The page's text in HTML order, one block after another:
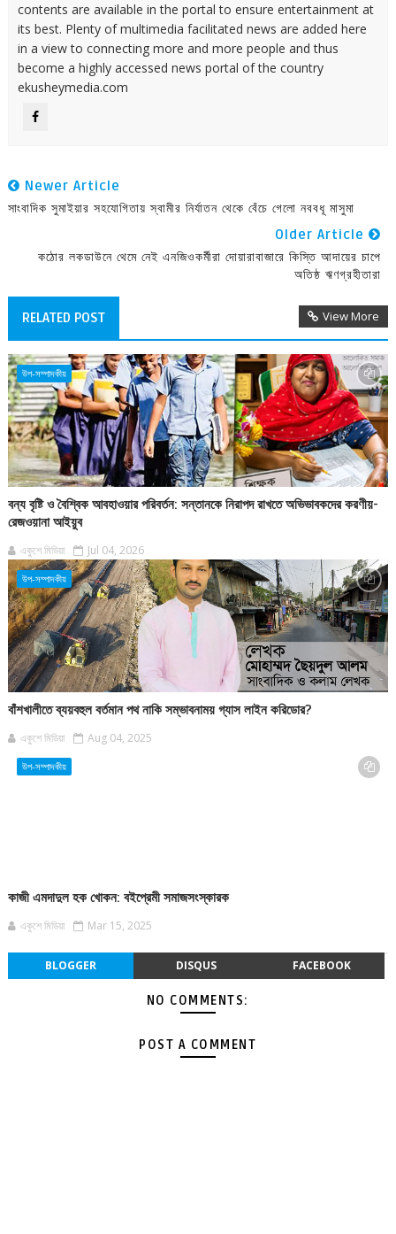
contents are available in the portal to ensure entertainment at
its best. Plenty of multimedia facilitated news are added here
in a view to connecting more and more people and thus
become a highly accessed news portal of the country
ekusheymedia.com
Newer Article
সাংবাদিক সুমাইয়ার সহযোগিতায় স্বামীর নির্যাতন থেকে বেঁচে গেলো নববধূ মাসুমা
Older Article
কঠোর লকডাউনে থেমে নেই এনজিওকর্মীরা দোয়ারাবাজারে কিস্তি আদায়ের চাপে
অতিষ্ঠ ঋণগ্রহীতারা
RELATED POST View More
উপ-সম্পাদকীয়
বন্য বৃষ্টি ও বৈশ্বিক আবহাওয়ার পরিবর্তন: সন্তানকে নিরাপদ রাখতে অভিভাবকদের করণীয়-
রেজওয়ানা আইয়ুব
একুশে মিডিয়া Jul 04, 2026
উপ-সম্পাদকীয়
বাঁশখালীতে ব্যয়বহুল বর্তমান পথ নাকি সম্ভাবনাময় গ্যাস লাইন করিডোর?
একুশে মিডিয়া Aug 04, 2025
উপ-সম্পাদকীয়
কাজী এমদাদুল হক খোকন: বইপ্রেমী সমাজসংস্কারক
একুশে মিডিয়া Mar 15, 2025
BLOGGER DISQUS FACEBOOK
NO COMMENTS:
POST A COMMENT